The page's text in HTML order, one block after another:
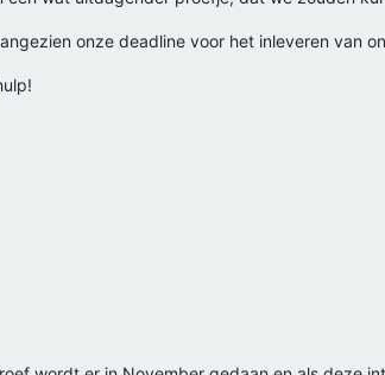
onze deadline voor het inleveren van